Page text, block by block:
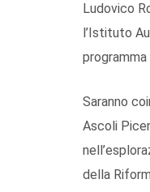
Ludovico
l’Istituto
Saranno
Ascoli
della